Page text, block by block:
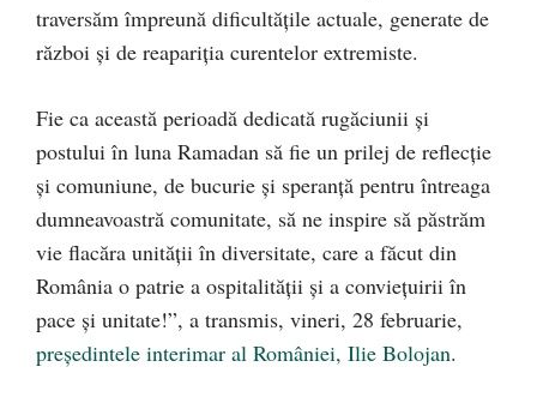
traversăm împreună dificultăţile actuale, generate de
război şi de reapariția curentelor extremiste.
Fie ca această perioadă dedicată rugăciunii şi
postului în luna Ramadan să fie un prilej de reflecţie
şi comuniune, de bucurie şi speranţă pentru întreaga
dumneavoastră comunitate, să ne inspire să păstrăm
vie flacăra unităţii în diversitate, care a făcut din
România o patrie a ospitalităţii şi a convieţuirii în
pace și unitate!”, a transmis, vineri, 28 februarie,
președintele interimar al României, Ilie Bolojan.